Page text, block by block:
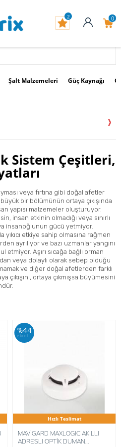
0
2
Şalt Malzemeleri Güç Kaynağı
Sistem Çeşitleri,
veya fırtına gibi doğal afetler
bir bölümünün ortaya çıkışında
yapısı malzemeler oluşturuyor.
insan etkinin olmadığı veya sınırlı
insanoğlunun gücü yetmiyor.
yıkıcı etkiye sahip olmasına rağmen
ayrılıyor ve bazı uzmanlar yangını
etmiyor. Aşırı sıcağa bağlı orman
veya dolaylı olarak sebep olduğu
ve diğer doğal afetlerden farklı
çıkışını, ortaya çıkmışsa büyümesini
%44
iskonto
Hızlı Teslimat
MAVİGARD MAXLOGIC AKILLI
ADRESLI OPTİK DUMAN